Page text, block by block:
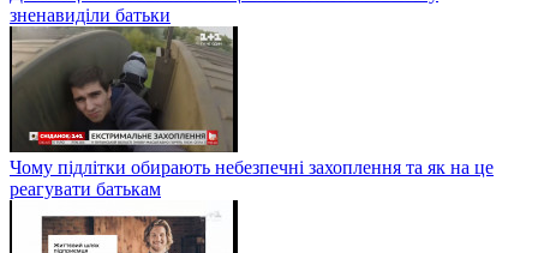
зненавиділи батьки
Чому підлітки обирають небезпечні захоплення та як на це
реагувати батькам